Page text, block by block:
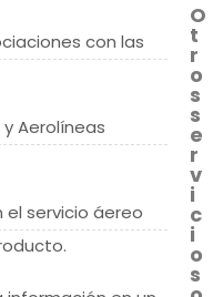
con las
Aerolíneas
el servicio áereo
O
t
r
o
s
s
e
r
v
i
c
i
o
s